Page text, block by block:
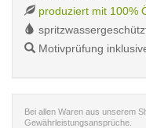
produziert mit 100%
Motivprüfung
Bei allen Waren aus unserem
Gewährleistungsansprüche.